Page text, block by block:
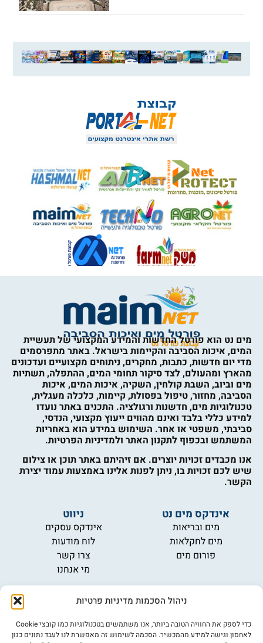
ניהול הסכמות מדיניות פרטיות
כדי לספק את החוויה הטובה ביותר, אנו משתמשים בטכנולוגיות כמו קובצי Cookie
לאחסון וגישה למידע מהמכשיר. הסכמה לשימוש זה מאפשרת לנו לעבד נתונים כגון
מים נט הוא פורטל החדשות והמידע המקצועי של תעשיית
המים, איכות הסביבה והקיימות בישראל. באתר מתפרסמים
מדי יום חדשות, כתבות, מחקרים, ניתוחים מקצועיים ועדכונים
מהארץ ומהעולם, לצד סיקור תחומי המים, ההתפלה, תשתיות
מים וביוב, השבת קולחין, השקיה, איכות המים, איכות
הסביבה, מחזור, טיפול בפסולת, קיימות, כלכלה מעגלית,
טכנולוגיות מים, חדשנות ורגולציה. התכנים באתר נועדו
למידע כללי בלבד ואינם מהווים ייעוץ מקצועי, הנדסי,
סביבתי, משפטי או אחר. השימוש במידע הוא באחריות
המשתמש ובכפוף לתקנון האתר ולמדיניות הפרטיות.
אנו מכבדים זכויות יוצרים. אם זיהיתם באתר תוכן או צילום
שיש לכם זכויות בו, ניתן לפנות אלינו באמצעות עמוד יצירת
הקשר.
אינדקס מים נט
מים ובריאות
מים לחקלאות
פורום מים
ניווט
אינדקס עסקים
לוח מודעות
צרו קשר
מי אנחנו
מידע
תקנון
הרשמה לניוזלטר
פרסמו אצלנו